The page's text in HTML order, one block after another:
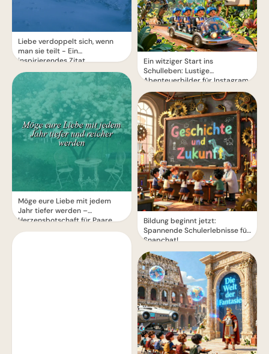
Liebe verdoppelt sich, wenn
man sie teilt - Ein
inspirierendes Zitat
Möge eure Liebe mit jedem
Jahr tiefer werden –
Herzensbotschaft für Paare
Ein witziger Start ins
Schulleben: Lustige
Abenteuerbilder für Instagram
Bildung beginnt jetzt:
Spannende Schulerlebnisse für
Snapchat!